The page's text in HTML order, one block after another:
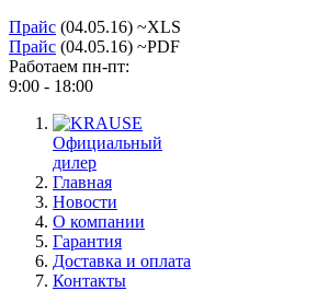
Прайс (04.05.16) ~XLS
Прайс (04.05.16) ~PDF
Работаем пн-пт:
9:00 - 18:00
Официальный
дилер
Главная
Новости
О компании
Гарантия
Доставка и оплата
Контакты